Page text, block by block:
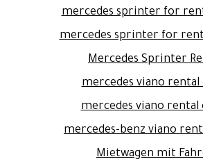
mercedes sprinter for
mercedes sprinter for
Mercedes Sprinter
mercedes viano rental
mercedes viano rental
mercedes-benz viano
Mietwagen mit